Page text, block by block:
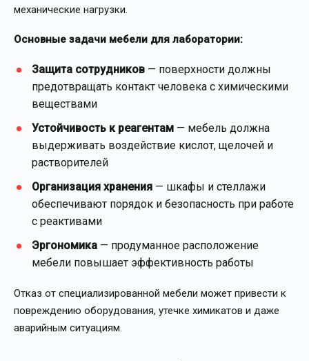
механические нагрузки.
Основные задачи мебели для лаборатории:
Защита сотрудников — поверхности должны
предотвращать контакт человека с химическими
веществами
Устойчивость к реагентам — мебель должна
выдерживать воздействие кислот, щелочей и
растворителей
Организация хранения — шкафы и стеллажи
обеспечивают порядок и безопасность при работе
с реактивами
Эргономика — продуманное расположение
мебели повышает эффективность работы
Отказ от специализированной мебели может привести к
повреждению оборудования, утечке химикатов и даже
аварийным ситуациям.